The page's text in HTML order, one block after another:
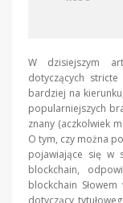
W dzisiejszym
dotyczących
bardziej na
popularniejszych
znany (aczkolwiek
O tym, czy można
pojawiające się w
blockchain,
blockchain
dotyczący